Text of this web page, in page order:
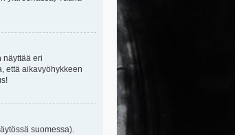
näyttää eri
että aikavyöhykkeen
suomessa).